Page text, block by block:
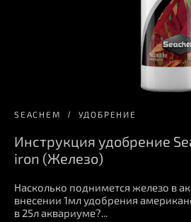
SEACHEM УДОБРЕНИЕ
Инструкция удобрение
iron (Железо)
Насколько поднимется железо в
внесении 1мл удобрения
в 25л аквариуме?...